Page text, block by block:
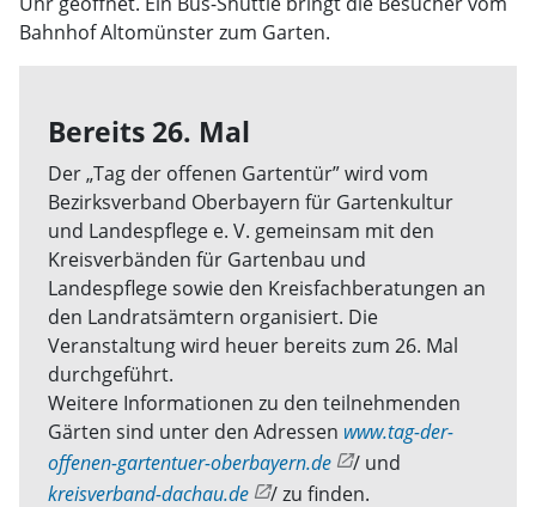
Bahnhof Altomünster zum Garten.
Bereits 26. Mal
Der „Tag der offenen Gartentür” wird vom
Bezirksverband Oberbayern für Gartenkultur
und Landespflege e. V. gemeinsam mit den
Kreisverbänden für Gartenbau und
Landespflege sowie den Kreisfachberatungen an
den Landratsämtern organisiert. Die
Veranstaltung wird heuer bereits zum 26. Mal
durchgeführt.
Weitere Informationen zu den teilnehmenden
Gärten sind unter den Adressen www.tag-der-
offenen-gartentuer-oberbayern.de
/ und
kreisverband-dachau.de
/ zu finden.